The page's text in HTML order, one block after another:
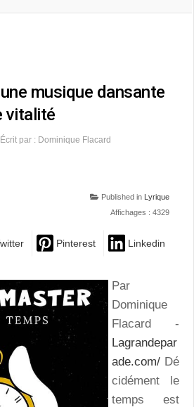
musique dansante
vitalité
Écrit par : Dominique Flacard
Published in
Lyrique
Affichages : 4329
Pinterest Linkedin
Par
Dominique
Flacard -
Lagrandepar
ade.com/ Dé
cidément le
temps est